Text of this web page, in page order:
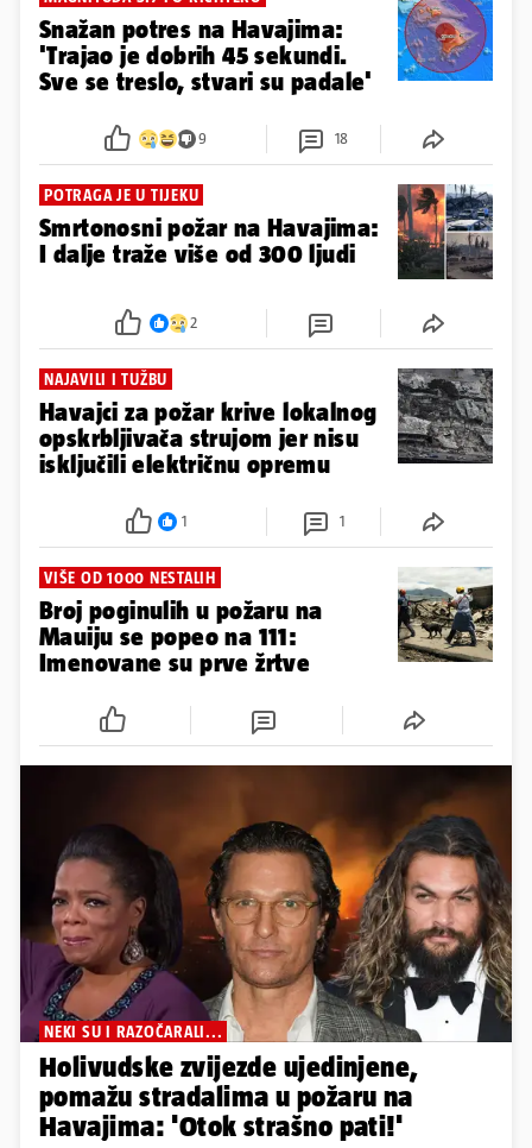
Snažan potres na Havajima:
'Trajao je dobrih 45 sekundi.
Sve se treslo, stvari su padale'
9 18
POTRAGA JE U TIJEKU
Smrtonosni požar na Havajima:
I dalje traže više od 300 ljudi
2
NAJAVILI I TUŽBU
Havajci za požar krive lokalnog
opskrbljivača strujom jer nisu
isključili električnu opremu
1 1
VIŠE OD 1000 NESTALIH
Broj poginulih u požaru na
Mauiju se popeo na 111:
Imenovane su prve žrtve
NEKI SU I RAZOČARALI...
Holivudske zvijezde ujedinjene,
pomažu stradalima u požaru na
Havajima: 'Otok strašno pati!'